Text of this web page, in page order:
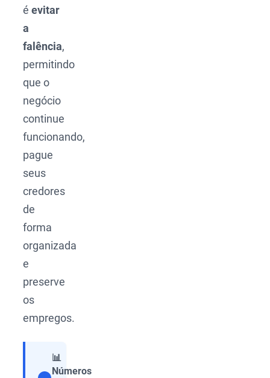
éevitar
a
falência,
permitindo
que o
negócio
continue
funcionando,
pague
seus
credores
de
forma
organizada
e
preserve
os
empregos.
📊
Números